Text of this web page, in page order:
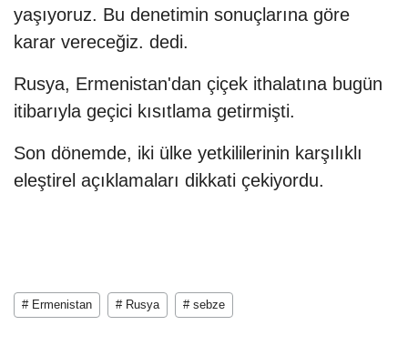
yaşıyoruz. Bu denetimin sonuçlarına göre
karar vereceğiz. dedi.
Rusya, Ermenistan'dan çiçek ithalatına bugün
itibarıyla geçici kısıtlama getirmişti.
Son dönemde, iki ülke yetkililerinin karşılıklı
eleştirel açıklamaları dikkati çekiyordu.
# Ermenistan # Rusya # sebze